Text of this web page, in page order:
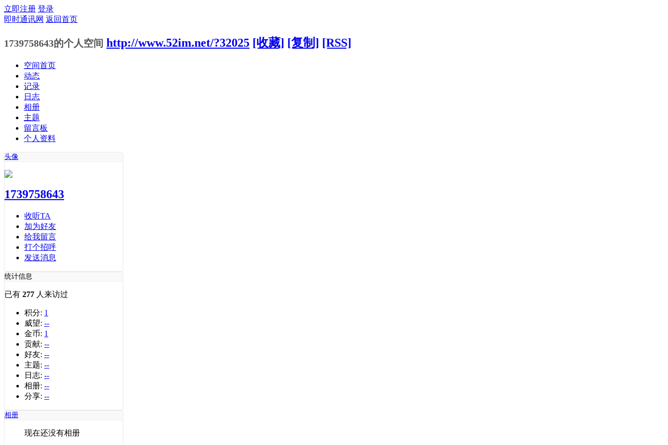
立即注册 登录
即时通讯网 返回首页
1739758643的个人空间 http://www.52im.net/?32025 [收藏] [复制] [RSS]
空间首页
动态
记录
日志
相册
主题
留言板
个人资料
头像
1739758643
收听TA
加为好友
给我留言
打个招呼
发送消息
统计信息
已有 277 人来访过
积分: 1
威望: --
金币: 1
贡献: --
好友: --
主题: --
日志: --
相册: --
分享: --
相册
现在还没有相册